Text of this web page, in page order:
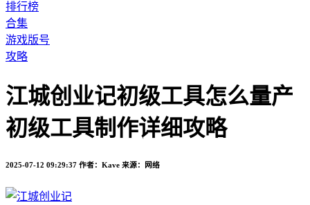
排行榜
合集
游戏版号
攻略
江城创业记初级工具怎么量产
初级工具制作详细攻略
2025-07-12 09:29:37 作者：Kave 来源：网络